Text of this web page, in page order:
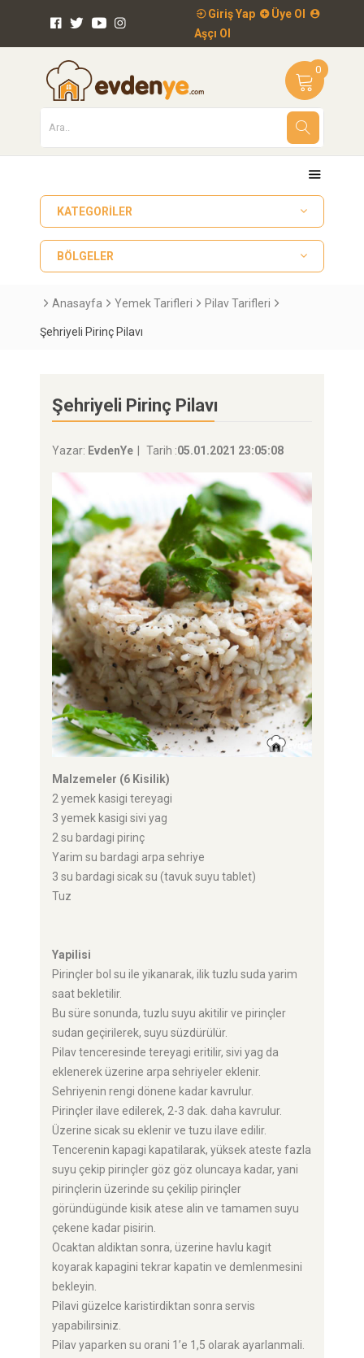
Giriş Yap
Üye Ol
Aşçı Ol
0
KATEGORILER
BÖLGELER
Anasayfa Yemek Tarifleri Pilav Tarifleri
Şehriyeli Pirinç Pilavı
Şehriyeli Pirinç Pilavı
Yazar: EvdenYe Tarih :05.01.2021 23:05:08
Malzemeler (6 Kisilik)
2 yemek kasigi tereyagi
3 yemek kasigi sivi yag
2 su bardagi pirinç
Yarim su bardagi arpa sehriye
3 su bardagi sicak su (tavuk suyu tablet)
Tuz
Yapilisi
Pirinçler bol su ile yikanarak, ilik tuzlu suda yarim
saat bekletilir.
Bu süre sonunda, tuzlu suyu akitilir ve pirinçler
sudan geçirilerek, suyu süzdürülür.
Pilav tenceresinde tereyagi eritilir, sivi yag da
eklenerek üzerine arpa sehriyeler eklenir.
Sehriyenin rengi dönene kadar kavrulur.
Pirinçler ilave edilerek, 2-3 dak. daha kavrulur.
Üzerine sicak su eklenir ve tuzu ilave edilir.
Tencerenin kapagi kapatilarak, yüksek ateste fazla
suyu çekip pirinçler göz göz oluncaya kadar, yani
pirinçlerin üzerinde su çekilip pirinçler
göründügünde kisik atese alin ve tamamen suyu
çekene kadar pisirin.
Ocaktan aldiktan sonra, üzerine havlu kagit
koyarak kapagini tekrar kapatin ve demlenmesini
bekleyin.
Pilavi güzelce karistirdiktan sonra servis
yapabilirsiniz.
Pilav yaparken su orani 1’e 1,5 olarak ayarlanmali.